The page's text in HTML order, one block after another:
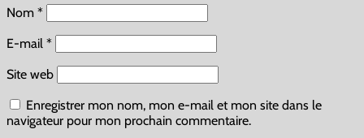
Nom *
E-mail *
Site web
Enregistrer mon nom, mon e-mail et mon site dans le
navigateur pour mon prochain commentaire.